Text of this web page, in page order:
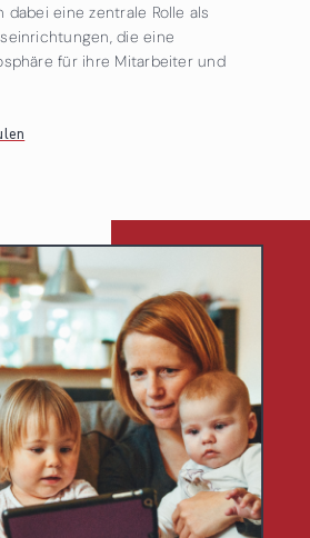
dabei eine zentrale Rolle als
die eine
für ihre Mitarbeiter und